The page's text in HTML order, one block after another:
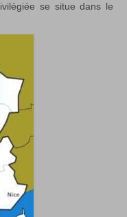
se situe dans le